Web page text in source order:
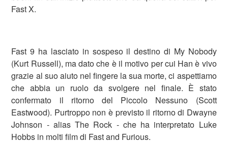
Fast X.
Fast 9 ha lasciato in sospeso il destino di My Nobody
(Kurt Russell), ma dato che è il motivo per cui Han è vivo
grazie al suo aiuto nel fingere la sua morte, ci aspettiamo
che abbia un ruolo da svolgere nel finale. È stato
confermato il ritorno del Piccolo Nessuno (Scott
Eastwood). Purtroppo non è previsto il ritorno di Dwayne
Johnson - alias The Rock - che ha interpretato Luke
Hobbs in molti film di Fast and Furious.